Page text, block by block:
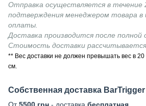
Отправка осуществляется в течение
подтверждения менеджером товара в
оплаты.
Доставка производится после полной
Стоимость доставки рассчитывается
** Вес доставки не должен превышать вес в 20
см.
Собственная доставка BarTrigger